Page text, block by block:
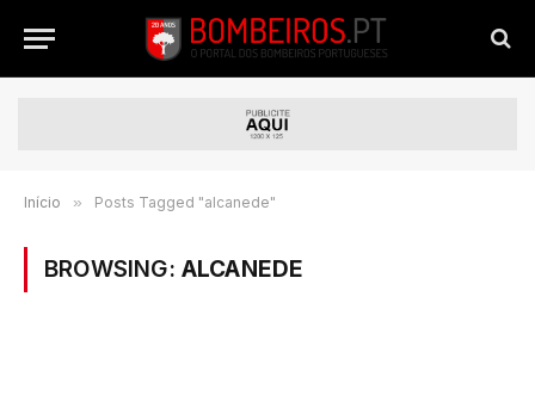
Início » Posts Tagged "alcanede"
BROWSING: ALCANEDE